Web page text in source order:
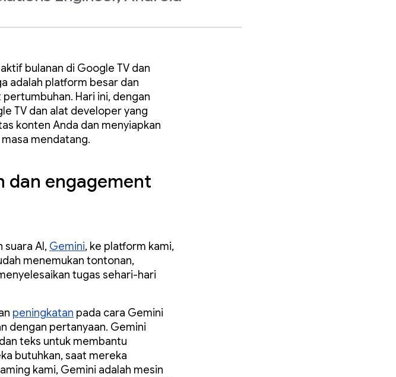
bulanan di Google TV dan
adalah platform besar dan
Hari ini, dengan
TV dan alat developer yang
konten Anda dan menyiapkan
mendatang.
dan engagement
suara AI, Gemini, ke platform kami,
menemukan tontonan,
tugas sehari-hari
peningkatan pada cara Gemini
dengan pertanyaan. Gemini
teks untuk membantu
butuhkan, saat mereka
kami, Gemini adalah mesin